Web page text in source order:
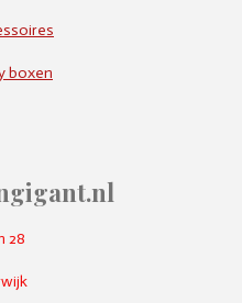
boxen
28